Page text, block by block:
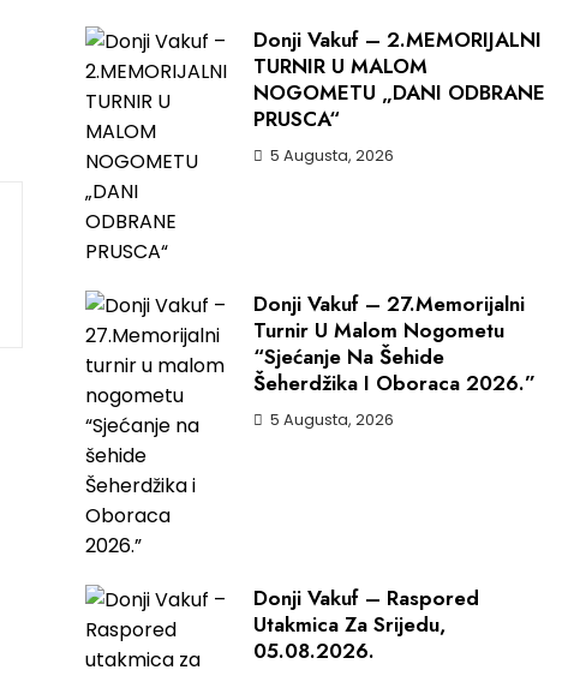
Donji Vakuf – 2.MEMORIJALNI
TURNIR U MALOM
NOGOMETU „DANI ODBRANE
PRUSCA“
5 Augusta, 2026
Donji Vakuf – 27.Memorijalni
Turnir U Malom Nogometu
“Sjećanje Na Šehide
Šeherdžika I Oboraca 2026.”
5 Augusta, 2026
Donji Vakuf – Raspored
Utakmica Za Srijedu,
05.08.2026.